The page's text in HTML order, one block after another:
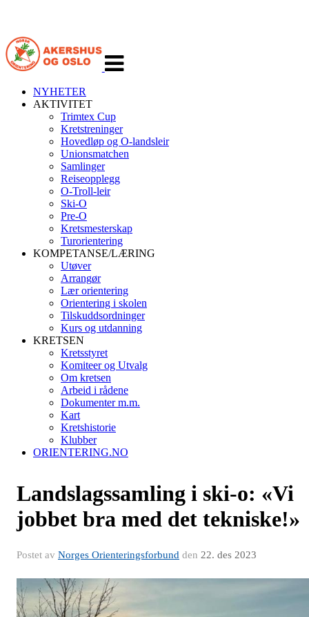
navigasjon
NYHETER
AKTIVITET
Trimtex Cup
Kretstreninger
Hovedløp og O-landsleir
Unionsmatchen
Samlinger
Reiseopplegg
O-Troll-leir
Ski-O
Pre-O
Kretsmesterskap
Turorientering
KOMPETANSE/LÆRING
Utøver
Arrangør
Lær orientering
Orientering i skolen
Tilskuddsordninger
Kurs og utdanning
KRETSEN
Kretsstyret
Komiteer og Utvalg
Om kretsen
Arbeid i rådene
Dokumenter m.m.
Kart
Kretshistorie
Klubber
ORIENTERING.NO
Landslagssamling i ski-o: «Vi
jobbet bra med det tekniske!»
Postet av Norges Orienteringsforbund den 22. des 2023